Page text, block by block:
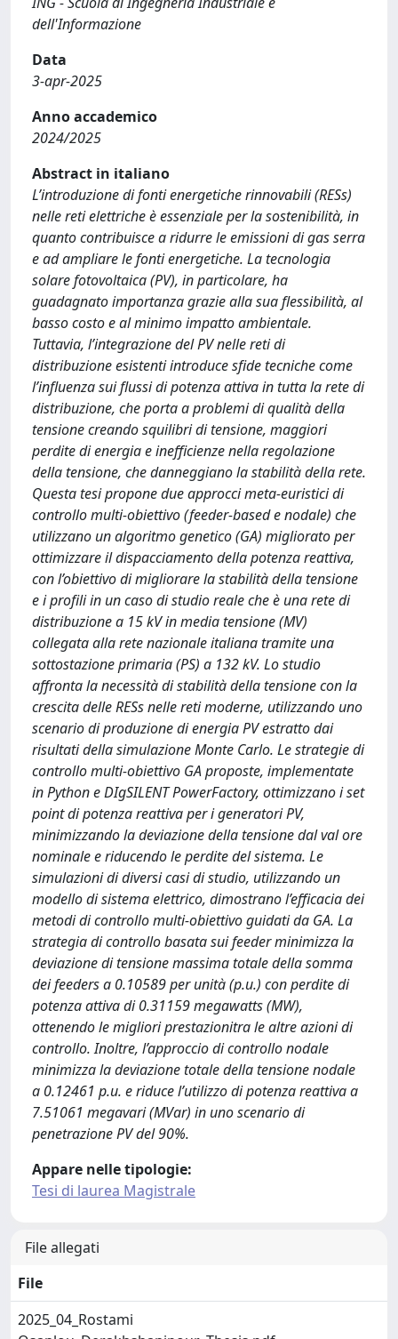
dell'Informazione
Data
3-apr-2025
Anno accademico
2024/2025
Abstract in italiano
L’introduzione di fonti energetiche rinnovabili (RESs)
nelle reti elettriche è essenziale per la sostenibilità, in
quanto contribuisce a ridurre le emissioni di gas serra
e ad ampliare le fonti energetiche. La tecnologia
solare fotovoltaica (PV), in particolare, ha
guadagnato importanza grazie alla sua flessibilità, al
basso costo e al minimo impatto ambientale.
Tuttavia, l’integrazione del PV nelle reti di
distribuzione esistenti introduce sfide tecniche come
l’influenza sui flussi di potenza attiva in tutta la rete di
distribuzione, che porta a problemi di qualità della
tensione creando squilibri di tensione, maggiori
perdite di energia e inefficienze nella regolazione
della tensione, che danneggiano la stabilità della rete.
Questa tesi propone due approcci meta-euristici di
controllo multi-obiettivo (feeder-based e nodale) che
utilizzano un algoritmo genetico (GA) migliorato per
ottimizzare il dispacciamento della potenza reattiva,
con l’obiettivo di migliorare la stabilità della tensione
e i profili in un caso di studio reale che è una rete di
distribuzione a 15 kV in media tensione (MV)
collegata alla rete nazionale italiana tramite una
sottostazione primaria (PS) a 132 kV. Lo studio
affronta la necessità di stabilità della tensione con la
crescita delle RESs nelle reti moderne, utilizzando uno
scenario di produzione di energia PV estratto dai
risultati della simulazione Monte Carlo. Le strategie di
controllo multi-obiettivo GA proposte, implementate
in Python e DIgSILENT PowerFactory, ottimizzano i set
point di potenza reattiva per i generatori PV,
minimizzando la deviazione della tensione dal val ore
nominale e riducendo le perdite del sistema. Le
simulazioni di diversi casi di studio, utilizzando un
modello di sistema elettrico, dimostrano l’efficacia dei
metodi di controllo multi-obiettivo guidati da GA. La
strategia di controllo basata sui feeder minimizza la
deviazione di tensione massima totale della somma
dei feeders a 0.10589 per unità (p.u.) con perdite di
potenza attiva di 0.31159 megawatts (MW),
ottenendo le migliori prestazionitra le altre azioni di
controllo. Inoltre, l’approccio di controllo nodale
minimizza la deviazione totale della tensione nodale
a 0.12461 p.u. e riduce l’utilizzo di potenza reattiva a
7.51061 megavari (MVar) in uno scenario di
penetrazione PV del 90%.
Appare nelle tipologie:
Tesi di laurea Magistrale
File allegati
File
2025_04_Rostami